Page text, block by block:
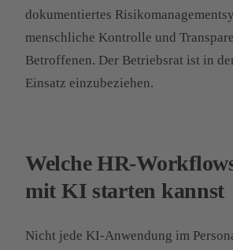
dokumentiertes
menschliche Kontrolle und
Betroffenen. Der Betriebsrat ist in
Einsatz einzubeziehen.
Welche HR-
mit KI starten kannst
Nicht jede KI-Anwendung im